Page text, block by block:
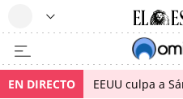
EN DIRECTO EEUU culpa a